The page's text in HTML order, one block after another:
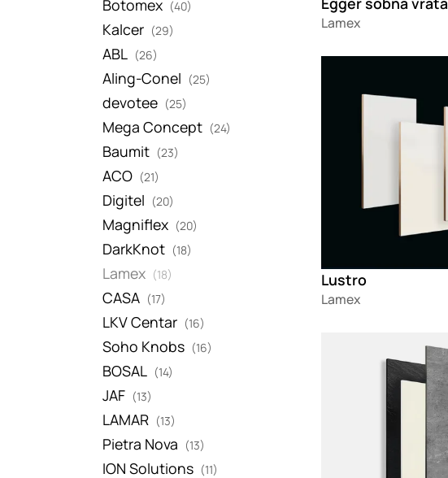
Botomex (40)
Kalcer (29)
ABL (26)
Aling-Conel (25)
devotee (25)
Mega Concept (24)
Baumit (23)
ACO (21)
Digitel (20)
Magniflex (20)
DarkKnot (18)
Lamex (18)
CASA (17)
LKV Centar (16)
Soho Knobs (16)
BOSAL (14)
JAF (13)
LAMAR (13)
Pietra Nova (13)
ION Solutions (11)
Lamex
Lustro
Lamex